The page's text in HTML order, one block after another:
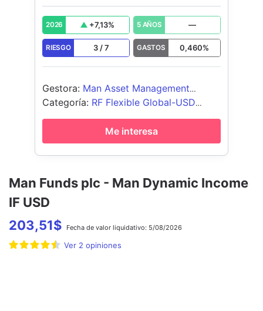
Man Funds plc - Man Dynamic Income
IF USD
203,51$ Fecha de valor liquidativo: 5/08/2026
Ver 2 opiniones
2026 +7,13% 5 AÑOS —
RIESGO 3 /7 GASTOS 0,460%
Gestora: Man Asset Management
(Ireland) Limited
Categoría: RF Flexible Global-USD
Cubierto
Me interesa